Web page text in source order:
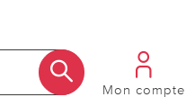
Mon compte